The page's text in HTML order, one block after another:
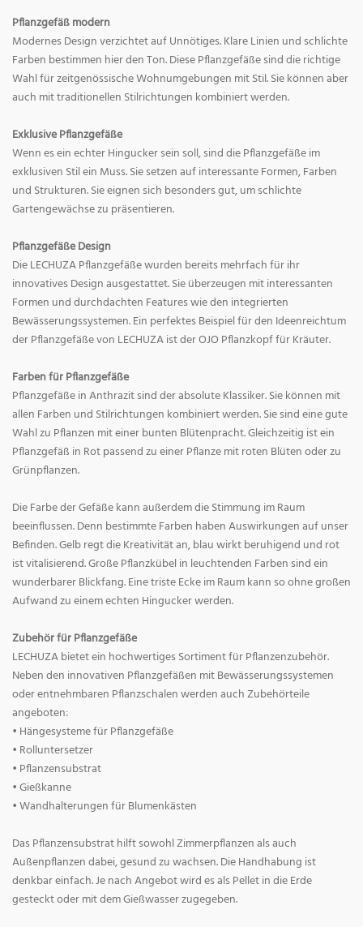
Pflanzgefäß modern
Modernes Design verzichtet auf Unnötiges. Klare Linien und schlichte
Farben bestimmen hier den Ton. Diese Pflanzgefäße sind die richtige
Wahl für zeitgenössische Wohnumgebungen mit Stil. Sie können aber
auch mit traditionellen Stilrichtungen kombiniert werden.
Exklusive Pflanzgefäße
Wenn es ein echter Hingucker sein soll, sind die Pflanzgefäße im
exklusiven Stil ein Muss. Sie setzen auf interessante Formen, Farben
und Strukturen. Sie eignen sich besonders gut, um schlichte
Gartengewächse zu präsentieren.
Pflanzgefäße Design
Die LECHUZA Pflanzgefäße wurden bereits mehrfach für ihr
innovatives Design ausgestattet. Sie überzeugen mit interessanten
Formen und durchdachten Features wie den integrierten
Bewässerungssystemen. Ein perfektes Beispiel für den Ideenreichtum
der Pflanzgefäße von LECHUZA ist der OJO Pflanzkopf für Kräuter.
Farben für Pflanzgefäße
Pflanzgefäße in Anthrazit sind der absolute Klassiker. Sie können mit
allen Farben und Stilrichtungen kombiniert werden. Sie sind eine gute
Wahl zu Pflanzen mit einer bunten Blütenpracht. Gleichzeitig ist ein
Pflanzgefäß in Rot passend zu einer Pflanze mit roten Blüten oder zu
Grünpflanzen.
Die Farbe der Gefäße kann außerdem die Stimmung im Raum
beeinflussen. Denn bestimmte Farben haben Auswirkungen auf unser
Befinden. Gelb regt die Kreativität an, blau wirkt beruhigend und rot
ist vitalisierend. Große Pflanzkübel in leuchtenden Farben sind ein
wunderbarer Blickfang. Eine triste Ecke im Raum kann so ohne großen
Aufwand zu einem echten Hingucker werden.
Zubehör für Pflanzgefäße
LECHUZA bietet ein hochwertiges Sortiment für Pflanzenzubehör.
Neben den innovativen Pflanzgefäßen mit Bewässerungssystemen
oder entnehmbaren Pflanzschalen werden auch Zubehörteile
angeboten:
• Hängesysteme für Pflanzgefäße
• Rolluntersetzer
• Pflanzensubstrat
• Gießkanne
• Wandhalterungen für Blumenkästen
Das Pflanzensubstrat hilft sowohl Zimmerpflanzen als auch
Außenpflanzen dabei, gesund zu wachsen. Die Handhabung ist
denkbar einfach. Je nach Angebot wird es als Pellet in die Erde
gesteckt oder mit dem Gießwasser zugegeben.